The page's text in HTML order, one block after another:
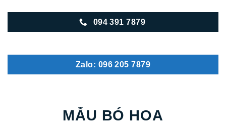
094 391 7879
Zalo: 096 205 7879
MẪU BÓ HOA